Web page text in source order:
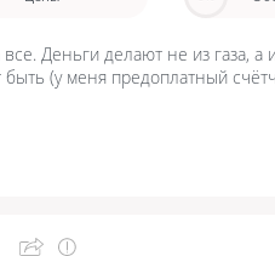
Деньги делают не из газа, а
(у меня предоплатный